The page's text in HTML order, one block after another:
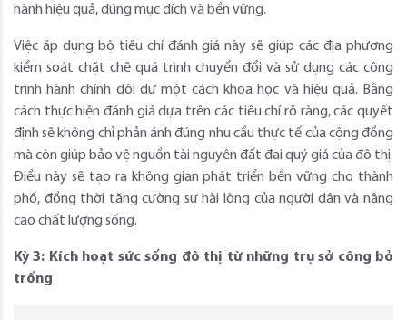
hành hiệu quả, đúng mục đích và bền vững.
Việc áp dụng bộ tiêu chí đánh giá này sẽ giúp các địa phương
kiểm soát chặt chẽ quá trình chuyển đổi và sử dụng các công
trình hành chính dôi dư một cách khoa học và hiệu quả. Bằng
cách thực hiện đánh giá dựa trên các tiêu chí rõ ràng, các quyết
định sẽ không chỉ phản ánh đúng nhu cầu thực tế của cộng đồng
mà còn giúp bảo vệ nguồn tài nguyên đất đai quý giá của đô thị.
Điều này sẽ tạo ra không gian phát triển bền vững cho thành
phố, đồng thời tăng cường sự hài lòng của người dân và nâng
cao chất lượng sống.
Kỳ 3: Kích hoạt sức sống đô thị từ những trụ sở công bỏ
trống